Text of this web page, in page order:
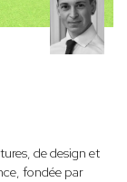
de design et
fondée par